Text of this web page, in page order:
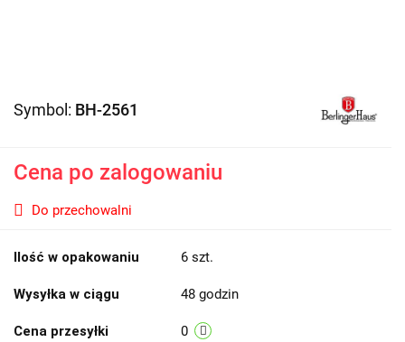
Symbol: BH-2561
Cena po zalogowaniu
Do przechowalni
Ilość w opakowaniu 6 szt.
Wysyłka w ciągu 48 godzin
Cena przesyłki 0